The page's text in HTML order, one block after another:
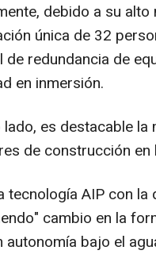
debido a su
única de 32
de redundancia de
en inmersión.
es destacable
de construcción
tecnología AIP con
cambio en la
autonomía bajo el